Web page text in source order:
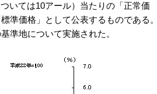
いては10アール）当たりの「正常価
準価格」として公表するものである
準地について実施された。